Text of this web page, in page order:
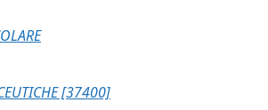
[37400]